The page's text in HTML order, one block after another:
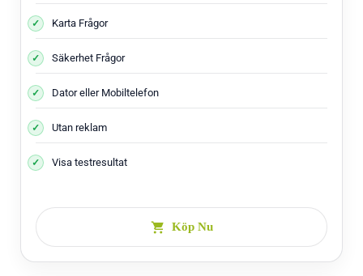
Karta Frågor
Säkerhet Frågor
Dator eller Mobiltelefon
Utan reklam
Visa testresultat
Köp Nu